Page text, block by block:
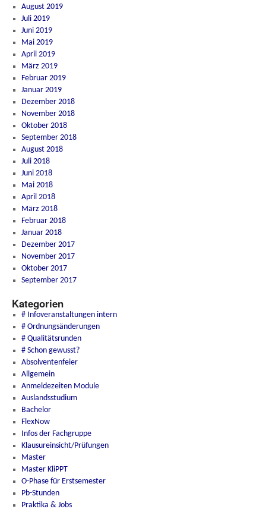
August 2019
Juli 2019
Juni 2019
Mai 2019
April 2019
März 2019
Februar 2019
Januar 2019
Dezember 2018
November 2018
Oktober 2018
September 2018
August 2018
Juli 2018
Juni 2018
Mai 2018
April 2018
März 2018
Februar 2018
Januar 2018
Dezember 2017
November 2017
Oktober 2017
September 2017
Kategorien
# Infoveranstaltungen intern
# Ordnungsänderungen
# Qualitätsrunden
# Schon gewusst?
Absolventenfeier
Allgemein
Anmeldezeiten Module
Auslandsstudium
Bachelor
FlexNow
Infos der Fachgruppe
Klausureinsicht/Prüfungen
Master
Master KliPPT
O-Phase für Erstsemester
Pb-Stunden
Praktika & Jobs